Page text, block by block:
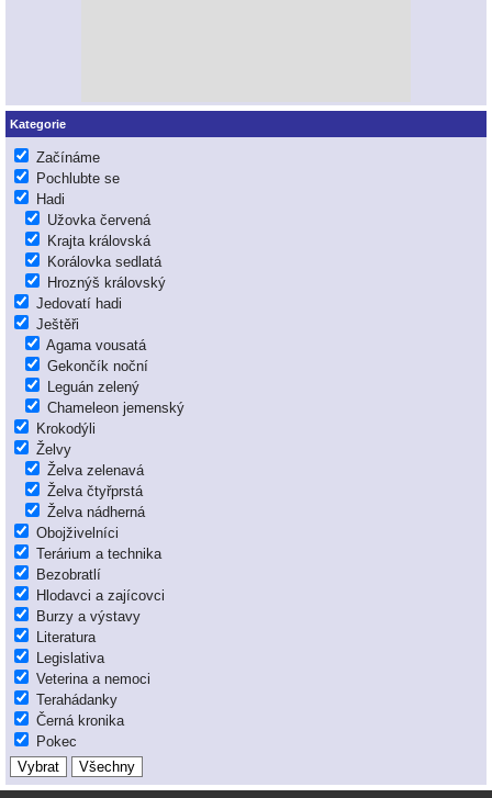
Kategorie
Začínáme
Pochlubte se
Hadi
Užovka červená
Krajta královská
Korálovka sedlatá
Hroznýš královský
Jedovatí hadi
Ještěři
Agama vousatá
Gekončík noční
Leguán zelený
Chameleon jemenský
Krokodýli
Želvy
Želva zelenavá
Želva čtyřprstá
Želva nádherná
Obojživelníci
Terárium a technika
Bezobratlí
Hlodavci a zajícovci
Burzy a výstavy
Literatura
Legislativa
Veterina a nemoci
Terahádanky
Černá kronika
Pokec